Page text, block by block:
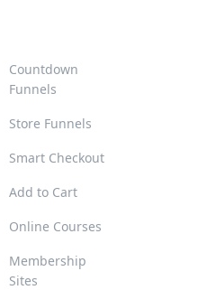
Countdown
Funnels
Store Funnels
Smart Checkout
Add to Cart
Online Courses
Membership
Sites